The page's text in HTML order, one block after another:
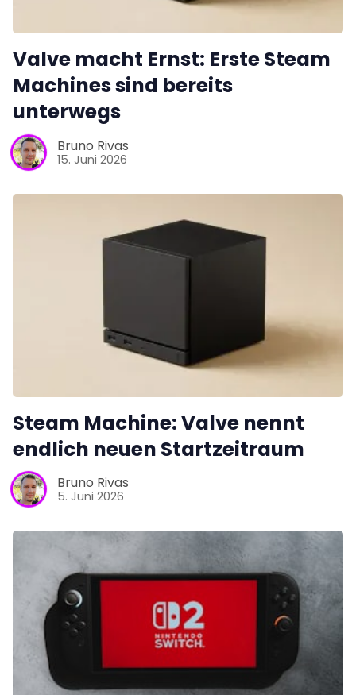
Valve macht Ernst: Erste Steam
Machines sind bereits
unterwegs
Bruno Rivas
15. Juni 2026
Steam Machine: Valve nennt
endlich neuen Startzeitraum
Bruno Rivas
5. Juni 2026